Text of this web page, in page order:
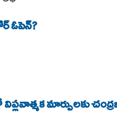
ఓపెన్?
మార్పులకు